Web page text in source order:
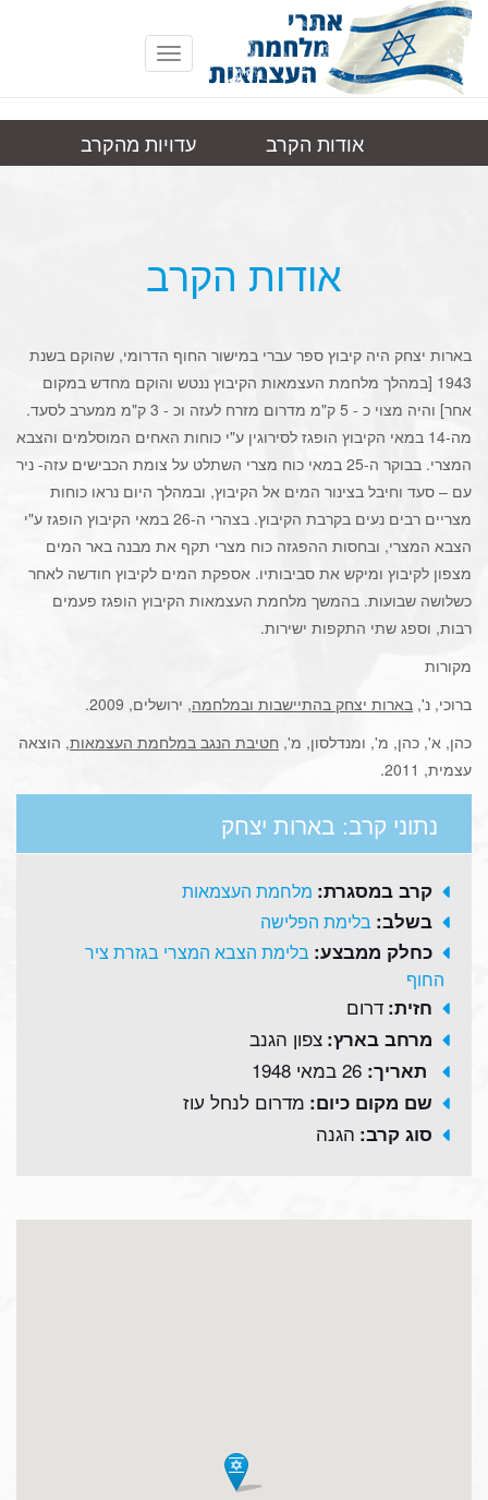
Toggle
navigation
בארות
אודות הקרב
עדויות מהקרב
אודות הקרב
בארות יצחק היה קיבוץ ספר עברי במישור החוף הדרומי, שהוקם בשנת
1943 [במהלך מלחמת העצמאות הקיבוץ ננטש והוקם מחדש במקום
אחר] והיה מצוי כ - 5 ק"מ מדרום מזרח לעזה וכ - 3 ק"מ ממערב לסעד.
מה-14 במאי הקיבוץ הופגז לסירוגין ע"י כוחות האחים המוסלמים והצבא
המצרי. בבוקר ה-25 במאי כוח מצרי השתלט על צומת הכבישים עזה- ניר
עם – סעד וחיבל בצינור המים אל הקיבוץ, ובמהלך היום נראו כוחות
מצריים רבים נעים בקרבת הקיבוץ. בצהרי ה-26 במאי הקיבוץ הופגז ע"י
הצבא המצרי, ובחסות ההפגזה כוח מצרי תקף את מבנה באר המים
מצפון לקיבוץ ומיקש את סביבותיו. אספקת המים לקיבוץ חודשה לאחר
כשלושה שבועות. בהמשך מלחמת העצמאות הקיבוץ הופגז פעמים
רבות, וספג שתי התקפות ישירות.
מקורות
ברוכי, נ', בארות יצחק בהתיישבות ובמלחמה, ירושלים, 2009.
כהן, א', כהן, מ', ומנדלסון, מ', חטיבת הנגב במלחמת העצמאות, הוצאה
עצמית, 2011.
נתוני קרב: בארות יצחק
קרב במסגרת: מלחמת העצמאות
בשלב: בלימת הפלישה
כחלק ממבצע: בלימת הצבא המצרי בגזרת ציר
החוף
חזית: דרום
מרחב בארץ: צפון הגנב
תאריך: 26 במאי 1948
שם מקום כיום: מדרום לנחל עוז
סוג קרב: הגנה